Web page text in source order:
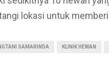
lokasi untuk
SAMARINDA KLINIK HEWAN